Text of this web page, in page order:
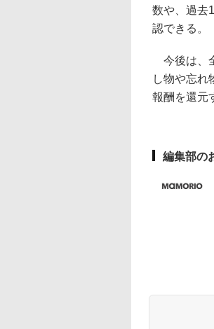
数や、過去
認できる。
今後は、
し物や忘れ
報酬を還元
編集部の